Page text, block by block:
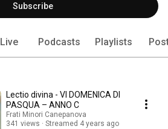
Subscribe
Live Podcasts Playlists
Lectio divina - VI DOMENICA DI
PASQUA – ANNO C
Frati Minori Canepanova
341 views
Streamed 4 years ago